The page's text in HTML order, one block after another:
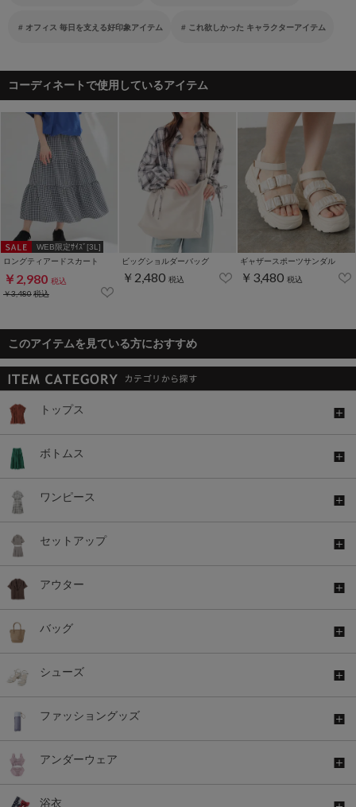
オフィス 毎日を支える好印象アイテム これ欲しかった キャラクターアイテム
コーディネートで使用しているアイテム
WEB限定ｻｲｽﾞ[3L]
ロングティアードスカート
￥2,980 税込
￥3,480税込
ビッグショルダーバッグ
￥2,480 税込
ギャザースポーツサンダル
￥3,480 税込
このアイテムを見ている方におすすめ
トップス
ボトムス
ワンピース
セットアップ
アウター
バッグ
シューズ
ファッショングッズ
アンダーウェア
浴衣